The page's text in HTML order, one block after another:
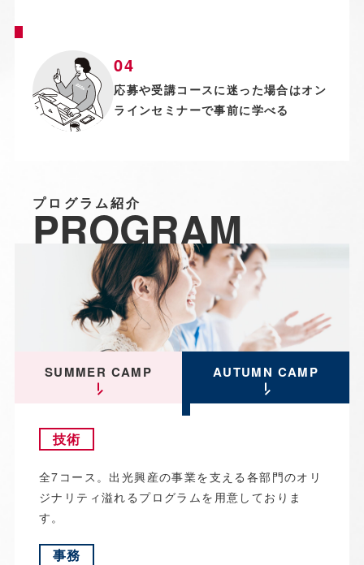
応募や受講コースに迷った場合はオン
ラインセミナーで事前に学べる
プログラム紹介
PROGRAM
SUMMER CAMP AUTUMN CAMP
技術
全7コース。出光興産の事業を支える各部門のオリ
ジナリティ溢れるプログラムを用意しておりま
す。
事務